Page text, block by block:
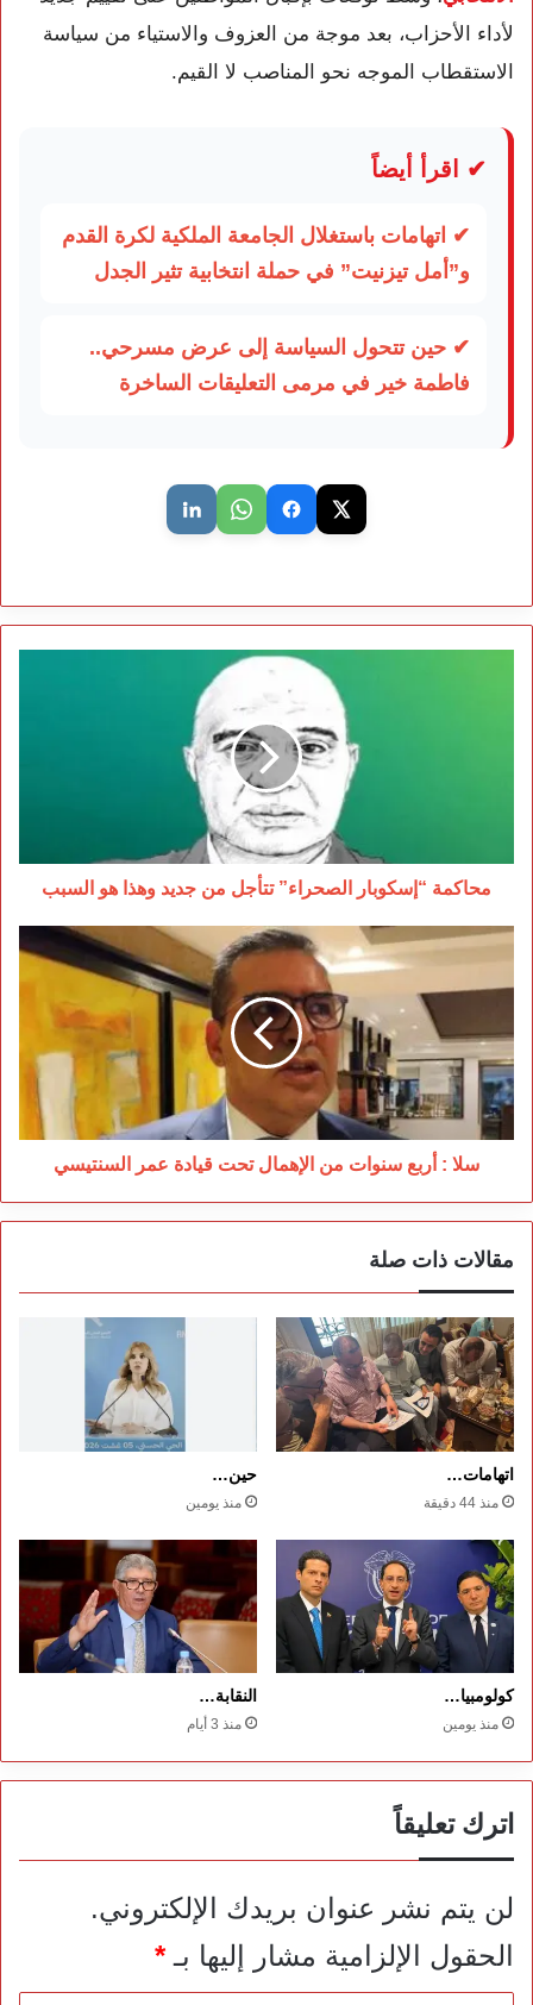
لأداء الأحزاب، بعد موجة من العزوف والاستياء من سياسة
الاستقطاب الموجه نحو المناصب لا القيم.
✔ اقرأ أيضاً
✔ اتهامات باستغلال الجامعة الملكية لكرة القدم
و”أمل تيزنيت” في حملة انتخابية تثير الجدل
✔ حين تتحول السياسة إلى عرض مسرحي..
فاطمة خير في مرمى التعليقات الساخرة
محاكمة
السبب
محاكمة “إسكوبار الصحراء” تتأجل من جديد وهذا هو السبب
سلا
أربع
سنوات
من
الإهمال
تحت
قيادة
عمر
السنتيسي
سلا : أربع سنوات من الإهمال تحت قيادة عمر السنتيسي
مقالات ذات صلة
اتهامات…
منذ 44 دقيقة
حين…
منذ يومين
كولومبيا…
منذ يومين
النقابة…
منذ 3 أيام
اترك تعليقاً
لن يتم نشر عنوان بريدك الإلكتروني.
الحقول الإلزامية مشار إليها بـ*